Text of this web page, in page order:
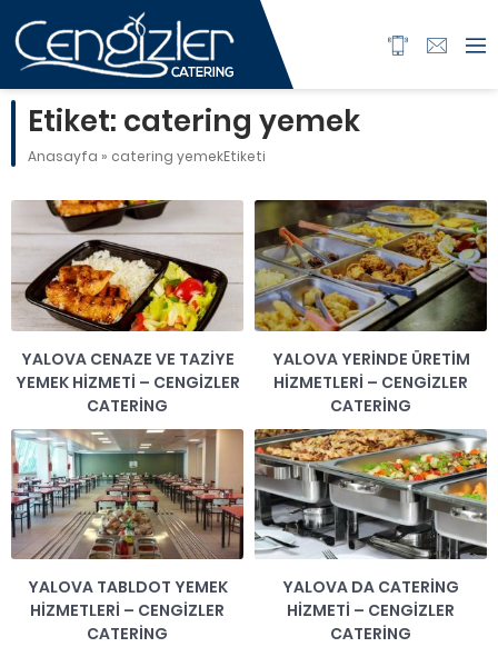
Etiket: catering yemek
Anasayfa » catering yemekEtiketi
YALOVA CENAZE VE TAZIYE
YEMEK HIZMETI – CENGIZLER
CATERING
YALOVA YERINDE ÜRETIM
HIZMETLERI – CENGIZLER
CATERING
YALOVA TABLDOT YEMEK
HIZMETLERI – CENGIZLER
CATERING
YALOVA DA CATERING
HIZMETI – CENGIZLER
CATERING